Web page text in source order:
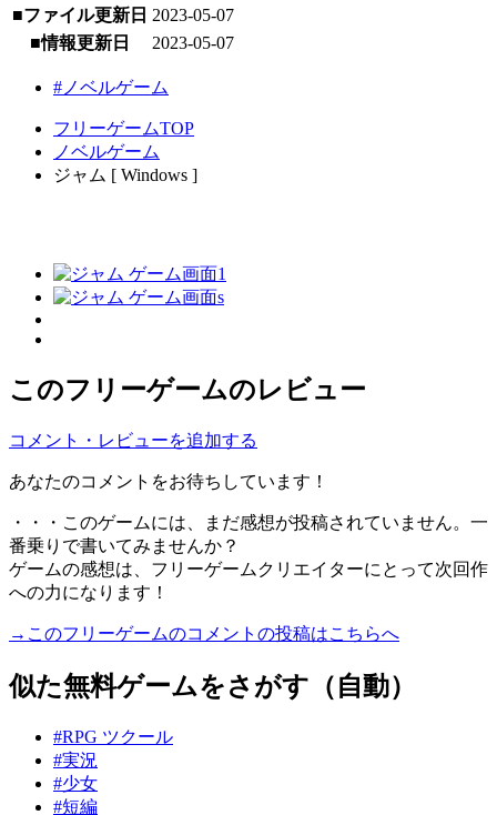
■ファイル更新日 2023-05-07
■情報更新日
2023-05-07
#ノベルゲーム
フリーゲームTOP
ノベルゲーム
ジャム [ Windows ]
このフリーゲームのレビュー
コメント・レビューを追加する
あなたのコメントをお待ちしています！
・・・このゲームには、まだ感想が投稿されていません。一
番乗りで書いてみませんか？
ゲームの感想は、フリーゲームクリエイターにとって次回作
への力になります！
→このフリーゲームのコメントの投稿はこちらへ
似た無料ゲームをさがす（自動）
#RPG ツクール
#実況
#少女
#短編